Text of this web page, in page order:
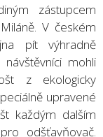
zástupcem
V českém
pít výhradně
mohli
z ekologicky
upravené
každým dalším
odšťavňovač.